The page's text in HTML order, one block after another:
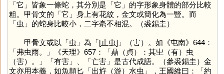
「它 」皆象一條蛇，其分別是「它 」的字形象身體的部分比較
粗。甲骨文的「它 」身上有花紋，金文或簡化為一豎。而
「虫 」的蛇身比較小，二字毫不相混。（裘錫圭）
甲骨文或以「虫 」為「[止虫]」（害）。如《屯南》644：
「弗虫雨。」《天理》657：「鼎（貞）：其㞢（有）虫
（害）。」「有害」、「亡害」是古代成語。（參裘錫圭）金
文亦用本義，如魚顛匕「出斿（游）水虫」，王國維曰：「約